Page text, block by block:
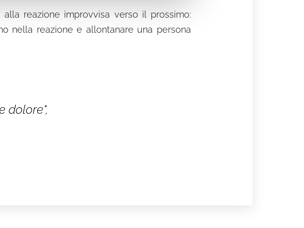
alla reazione improvvisa verso il prossimo:
nella reazione e allontanare una persona
dolore",